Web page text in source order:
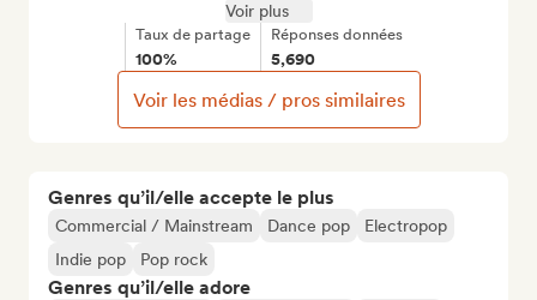
Genres qu’il/elle accepte le plus
Commercial / Mainstream Dance pop
Electropop
Indie pop
Pop rock
Genres qu’il/elle adore
Voir plus
Taux de partage
100%
Réponses données
5,690
Voir les médias / pros similaires